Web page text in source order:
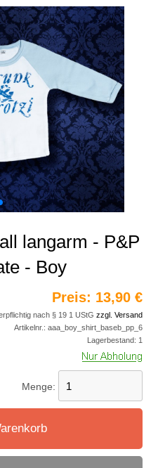
langarm - P&P
- Boy
Preis: 13,90 €
nach § 19 1 UStG zzgl. Versand
Artikelnr.: aaa_boy_shirt_baseb_pp_6
Lagerbestand: 1
Menge: